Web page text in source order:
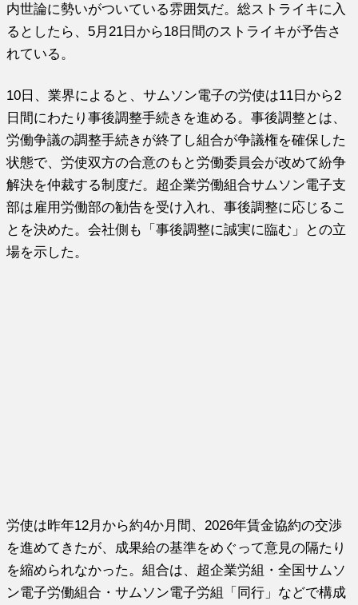
内世論に勢いがついている雰囲気だ。総ストライキに入
るとしたら、5月21日から18日間のストライキが予告さ
れている。
10日、業界によると、サムソン電子の労使は11日から2
日間にわたり事後調整手続きを進める。事後調整とは、
労働争議の調整手続きが終了し組合が争議権を確保した
状態で、労使双方の合意のもと労働委員会が改めて紛争
解決を仲裁する制度だ。超企業労働組合サムソン電子支
部は雇用労働部の勧告を受け入れ、事後調整に応じるこ
とを決めた。会社側も「事後調整に誠実に臨む」との立
場を示した。
労使は昨年12月から約4か月間、2026年賃金協約の交渉
を進めてきたが、成果給の基準をめぐって意見の隔たり
を縮められなかった。組合は、超企業労組・全国サムソ
ン電子労働組合・サムソン電子労組「同行」などで構成